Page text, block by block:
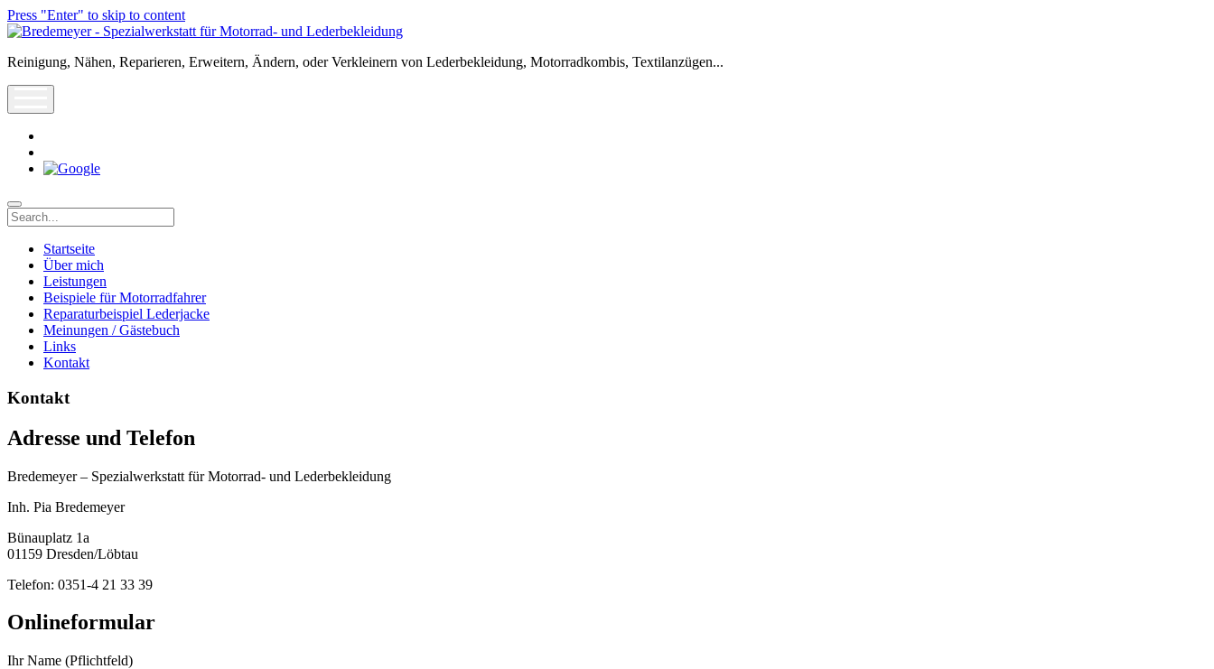
Press "Enter" to skip to content
Bredemeyer
Spezialwerkstatt
und
Reinigung, Nähen, Reparieren, Erweitern, Ändern, oder Verkleinern von Lederbekleidung, Motorradkombis, Textilanzügen...
reparatur.de
Search
Startseite
Über mich
Leistungen
Beispiele für Motorradfahrer
Reparaturbeispiel Lederjacke
Meinungen / Gästebuch
Links
Kontakt
Kontakt
Adresse und Telefon
Bredemeyer – Spezialwerkstatt für Motorrad- und Lederbekleidung
Inh. Pia Bredemeyer
Bünauplatz 1a
01159 Dresden/Löbtau
Telefon: 0351-4 21 33 39
Onlineformular
Ihr Name (Pflichtfeld)